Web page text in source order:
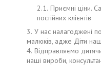
Приємні ціни.
постійних клієнтів
У нас налагоджені
малюків, адже Діти
Відправляємо
наші вироби,